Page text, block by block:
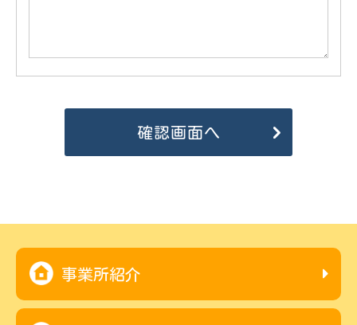
事業所紹介